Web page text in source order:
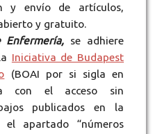
y envío de artículos,
y gratuito.
Enfermería, se adhiere
Iniciativa de Budapest
(BOAI por si sigla en
con el acceso sin
publicados en la
apartado “números